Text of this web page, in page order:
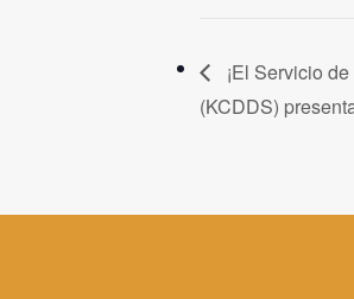
¡El Servicio
(KCDDS)